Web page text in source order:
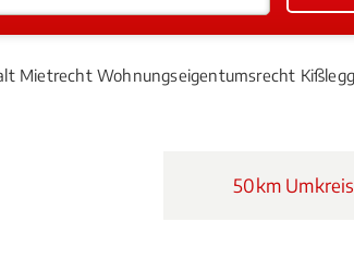
Mietrecht Wohnungseigentumsrecht Kißlegg
50km